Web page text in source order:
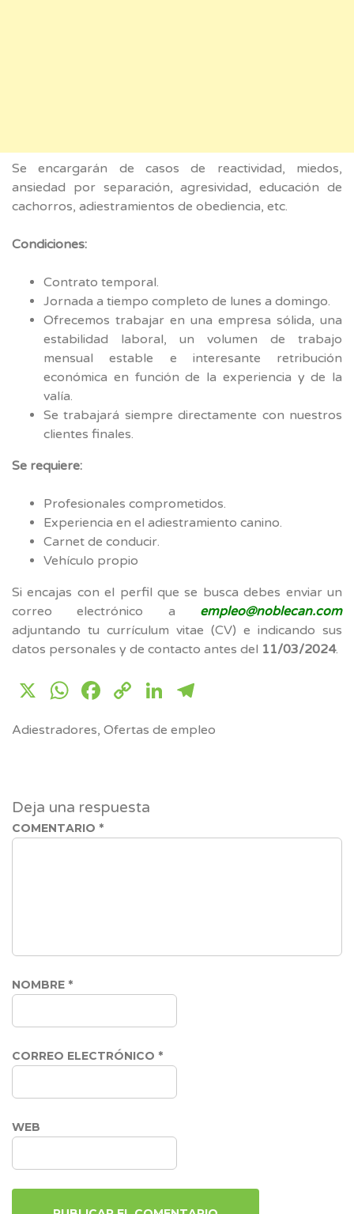
Se encargarán de casos de reactividad, miedos,
ansiedad por separación, agresividad, educación de
cachorros, adiestramientos de obediencia, etc.
Condiciones:
Contrato temporal.
Jornada a tiempo completo de lunes a domingo.
Ofrecemos trabajar en una empresa sólida, una
estabilidad laboral, un volumen de trabajo
mensual estable e interesante retribución
económica en función de la experiencia y de la
valía.
Se trabajará siempre directamente con nuestros
clientes finales.
Se requiere:
Profesionales comprometidos.
Experiencia en el adiestramiento canino.
Carnet de conducir.
Vehículo propio
Si encajas con el perfil que se busca debes enviar un
correo electrónico a empleo@noblecan.com
adjuntando tu currículum vitae (CV) e indicando sus
datos personales y de contacto antes del 11/03/2024.
X WhatsApp
Facebook
CopyLinkedIn
Adiestradores, Ofertas de empleo
Deja una respuesta
COMENTARIO *
NOMBRE *
CORREO ELECTRÓNICO *
WEB